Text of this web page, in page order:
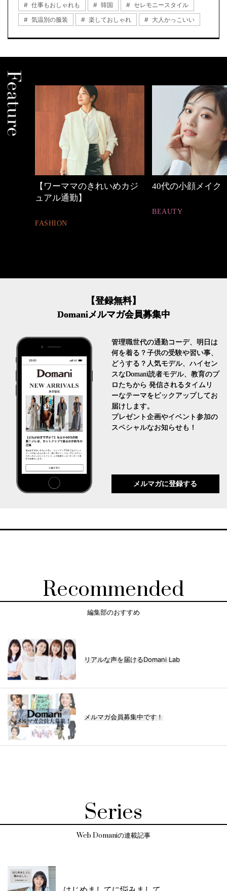
仕事もおしゃれも
韓国
セレモニースタイル
気温別の服装
楽しておしゃれ 大人かっこいい
【ワーママのきれいめカジ
ュアル通勤】
FASHION
40代の小顔メイク
BEAUTY
【登録無料】
Domaniメルマガ会員募集中
管理職世代の通勤コーデ、明日は
何を着る？子供の受験や習い事、
どうする？人気モデル、ハイセン
スなDomani読者モデル、教育のプ
ロたちから 発信されるタイムリ
ーなテーマをピックアップしてお
届けします。
プレゼント企画やイベント参加の
スペシャルなお知らせも！
メルマガに登録する
Recommended
編集部のおすすめ
リアルな声を届けるDomani Lab
メルマガ会員募集中です！
Series
Web Domaniの連載記事